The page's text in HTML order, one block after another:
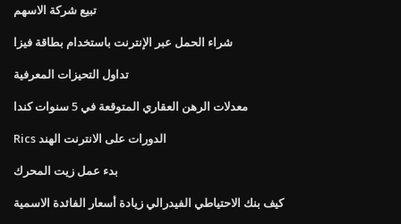
تبيع شركة الاسهم
شراء الحمل عبر الإنترنت باستخدام بطاقة فيزا
تداول التحيزات المعرفية
معدلات الرهن العقاري المتوقعة في 5 سنوات كندا
Rics الدورات على الانترنت الهند
بدء عمل زيت المحرك
كيف بنك الاحتياطي الفيدرالي زيادة أسعار الفائدة الاسمية